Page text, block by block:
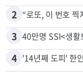
2 “로또, 이 번호
3 40만명 SSI<생
4 '14년째 도피' 한